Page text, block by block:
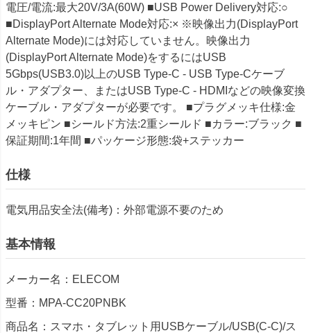
電圧/電流:最大20V/3A(60W) ■USB Power Delivery対応:○
■DisplayPort Alternate Mode対応:× ※映像出力(DisplayPort
Alternate Mode)には対応していません。映像出力
(DisplayPort Alternate Mode)をするにはUSB
5Gbps(USB3.0)以上のUSB Type-C - USB Type-Cケーブ
ル・アダプター、またはUSB Type-C - HDMIなどの映像変換
ケーブル・アダプターが必要です。 ■プラグメッキ仕様:金
メッキピン ■シールド方法:2重シールド ■カラー:ブラック ■
保証期間:1年間 ■パッケージ形態:袋+ステッカー
仕様
電気用品安全法(備考)：外部電源不要のため
基本情報
メーカー名：ELECOM
型番：MPA-CC20PNBK
商品名：スマホ・タブレット用USBケーブル/USB(C-C)/ス